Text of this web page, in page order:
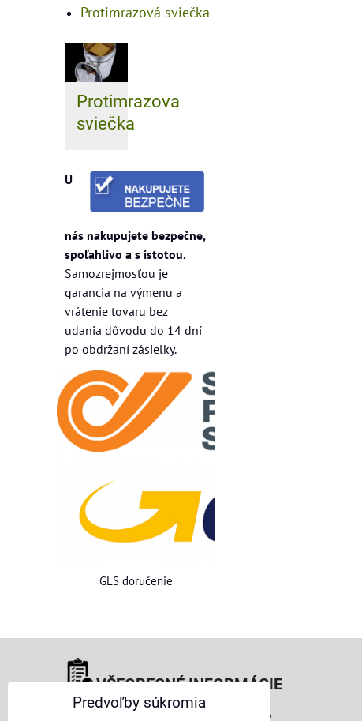
Protimrazová sviečka
Protimrazova
sviečka
U
nás nakupujete bezpečne,
spoľahlivo a s istotou.
Samozrejmosťou je
garancia na výmenu a
vrátenie tovaru bez
udania dôvodu do 14 dní
po obdržaní zásielky.
GLS doručenie
VŠEOBECNÉ INFORMÁCIE
Obchodné podmienky pre osoby
Predvoľby súkromia